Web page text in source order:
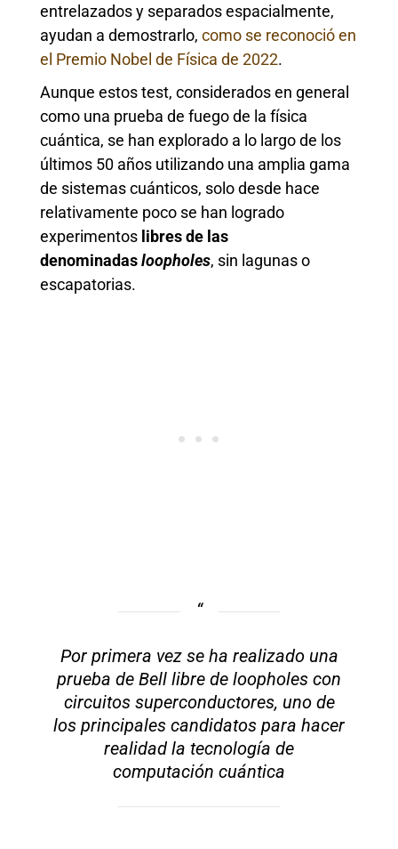
entrelazados y separados espacialmente,
ayudan a demostrarlo, como se reconoció en
el Premio Nobel de Física de 2022.
Aunque estos test, considerados en general
como una prueba de fuego de la física
cuántica, se han explorado a lo largo de los
últimos 50 años utilizando una amplia gama
de sistemas cuánticos, solo desde hace
relativamente poco se han logrado
experimentos libres de las
denominadasloopholes, sin lagunas o
escapatorias.
Por primera vez se ha realizado una
prueba de Bell libre de loopholes con
circuitos superconductores, uno de
los principales candidatos para hacer
realidad la tecnología de
computación cuántica